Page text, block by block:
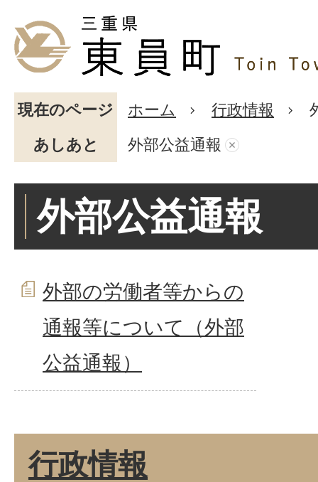
現在のページ ホーム 行政情報
あしあと
外部公益通報
外部公益通報
外部の労働者等からの
通報等について（外部
公益通報）
行政情報